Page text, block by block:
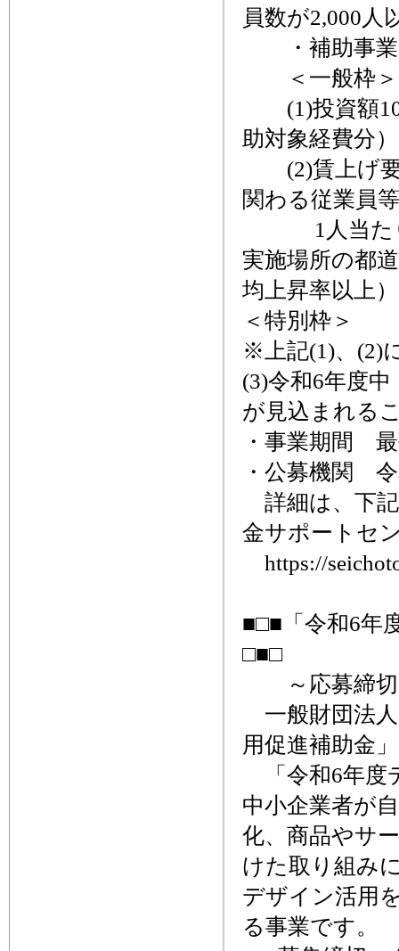
員数が2,000人
・補助事
＜一般枠
(1)投資額10
助対象経費分
(2)賃上げ要
関わる従業員等
1人当たり
実施場所の都
均上昇率以上
＜特別枠＞
※上記(1)、(2)
(3)令和6年度
が見込まれる
・事業期間
・公募機関 令
詳細は、下記
金サポートセ
https://
■□■「令和6年
□■□
～応募締切
一般財団法
用促進補助金
「令和6年度
中小企業者が
化、商品やサ
けた取り組み
デザイン活用
る事業です。